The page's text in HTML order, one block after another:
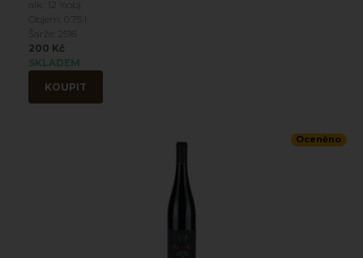
alk.: 12 %obj
Objem: 0.75 l
Šarže: 2516
200 Kč
SKLADEM
KOUPIT
Oceněno